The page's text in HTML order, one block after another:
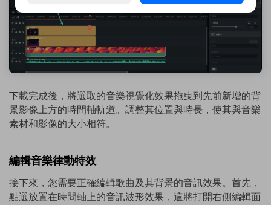
下載完成後，將選取的音樂視覺化效果拖曳到先前新增的背
景影像上方的時間軸軌道。調整其位置與時長，使其與音樂
素材和影像的大小相符。
編輯音樂律動特效
接下來，您需要正確編輯歌曲及其背景的音訊效果。首先，
點選放置在時間軸上的音訊波形效果，這將打開右側編輯面